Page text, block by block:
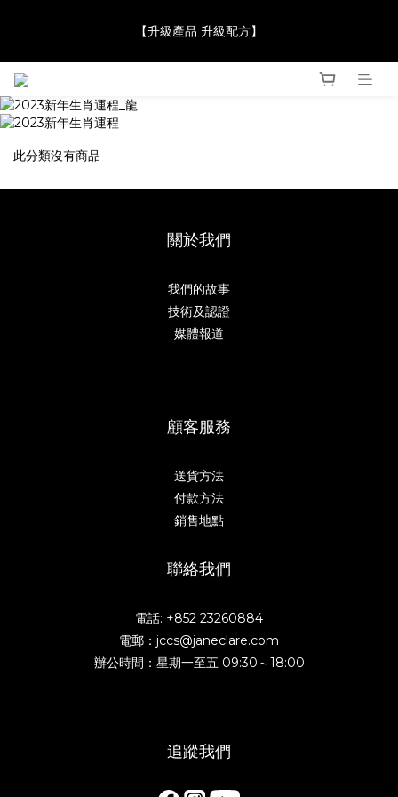
Award 勇奪金獎】
【升級產品 升級配方】
【JaneClare 康膚薈在iida Award Milan 2024 Professional
此分類沒有商品
關於我們
我們的故事
技術及認證
媒體報道
顧客服務
送貨方法
付款方法
銷售地點
聯絡我們
電話: +852 23260884
電郵：jccs@janeclare.com
辦公時間：星期一至五 09:30～18:00
追蹤我們